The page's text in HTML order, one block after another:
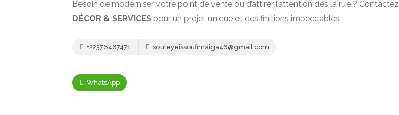
Besoin de moderniser votre point de vente ou d’attirer l’attention dès la rue ? Contactez
DÉCOR & SERVICES pour un projet unique et des finitions impeccables.
+22376467471 souleyeissoufimaiga46@gmail.com
WhatsApp